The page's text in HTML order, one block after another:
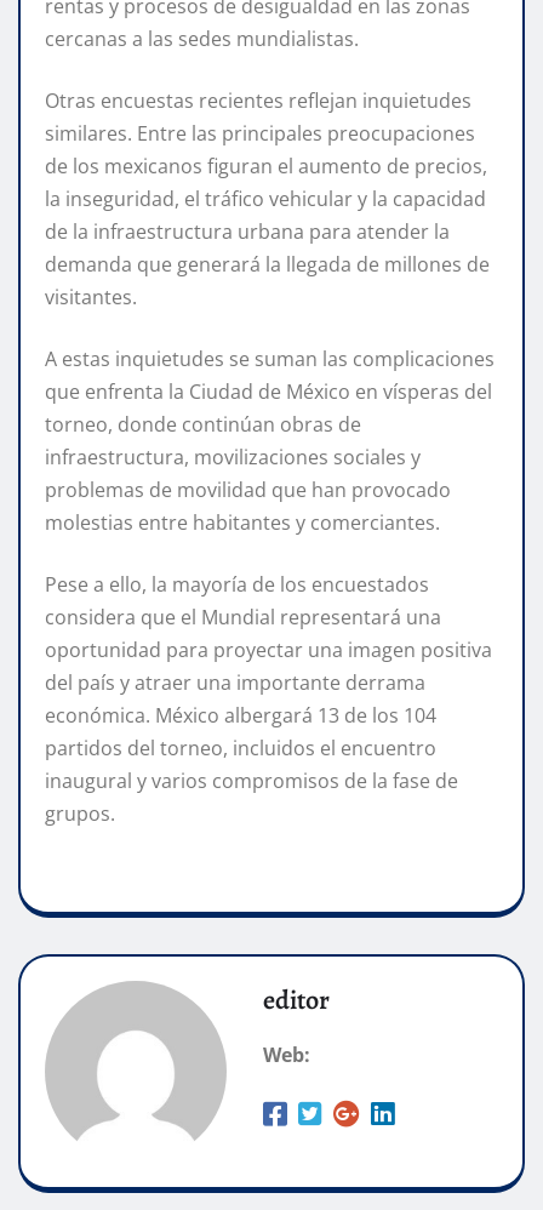
rentas y procesos de desigualdad en las zonas
cercanas a las sedes mundialistas.
Otras encuestas recientes reflejan inquietudes
similares. Entre las principales preocupaciones
de los mexicanos figuran el aumento de precios,
la inseguridad, el tráfico vehicular y la capacidad
de la infraestructura urbana para atender la
demanda que generará la llegada de millones de
visitantes.
A estas inquietudes se suman las complicaciones
que enfrenta la Ciudad de México en vísperas del
torneo, donde continúan obras de
infraestructura, movilizaciones sociales y
problemas de movilidad que han provocado
molestias entre habitantes y comerciantes.
Pese a ello, la mayoría de los encuestados
considera que el Mundial representará una
oportunidad para proyectar una imagen positiva
del país y atraer una importante derrama
económica. México albergará 13 de los 104
partidos del torneo, incluidos el encuentro
inaugural y varios compromisos de la fase de
grupos.
editor
Web: